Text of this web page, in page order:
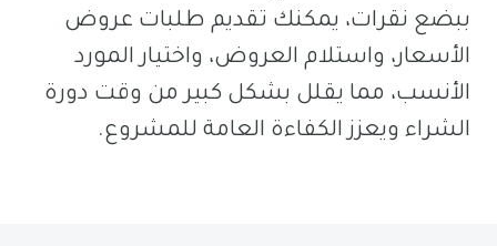
ببضع نقرات، يمكنك تقديم طلبات عروض
الأسعار، واستلام العروض، واختيار المورد
الأنسب، مما يقلل بشكل كبير من وقت دورة
الشراء ويعزز الكفاءة العامة للمشروع.